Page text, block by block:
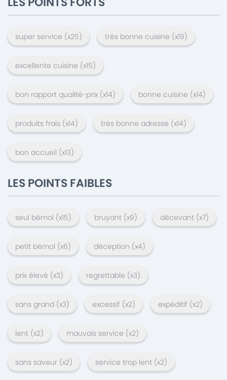
super service (x25) très bonne cuisine (x19)
excellente cuisine (x15)
bon rapport qualité-prix (x14) bonne cuisine (x14)
produits frais (x14) très bonne adresse (x14)
bon accueil (x13)
LES POINTS FAIBLES
seul bémol (x15) bruyant (x9) décevant (x7)
petit bémol (x6) déception (x4)
prix élevé (x3) regrettable (x3)
sans grand (x3) excessif (x2) expéditif (x2)
lent (x2) mauvais service (x2)
sans saveur (x2) service trop lent (x2)